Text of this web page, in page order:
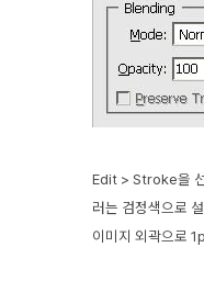
Edit > Stroke을
러는 검정색으로
이미지 외곽으로